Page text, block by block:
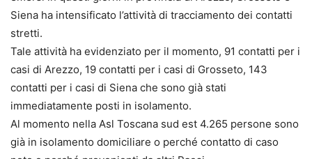
Siena ha intensificato l’attività di tracciamento dei contatti
stretti.
Tale attività ha evidenziato per il momento, 91 contatti per i
casi di Arezzo, 19 contatti per i casi di Grosseto, 143
contatti per i casi di Siena che sono già stati
immediatamente posti in isolamento.
Al momento nella Asl Toscana sud est 4.265 persone sono
già in isolamento domiciliare o perché contatto di caso